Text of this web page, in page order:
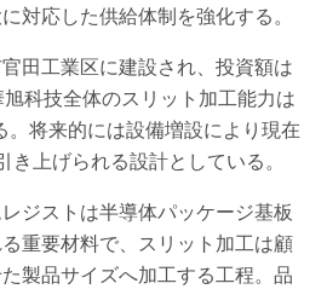
対応した供給体制を強化する。
田工業区に建設され、投資額は
科技全体のスリット加工能力は
将来的には設備増設により現在
上げられる設計としている。
ジストは半導体パッケージ基板
重要材料で、スリット加工は顧
製品サイズへ加工する工程。品